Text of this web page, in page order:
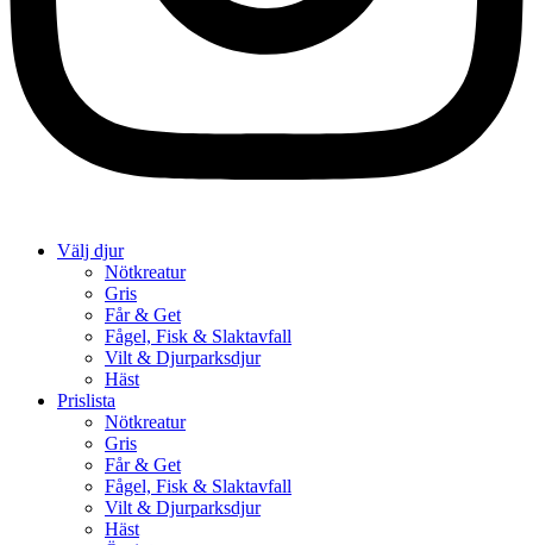
Välj djur
Nötkreatur
Gris
Får & Get
Fågel, Fisk & Slaktavfall
Vilt & Djurparksdjur
Häst
Prislista
Nötkreatur
Gris
Får & Get
Fågel, Fisk & Slaktavfall
Vilt & Djurparksdjur
Häst